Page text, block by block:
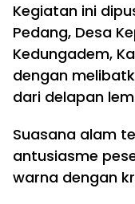
Kegiatan ini
Pedang, Desa
Kedungadem,
dengan
dari delapan
Suasana alam
antusiasme
warna dengan